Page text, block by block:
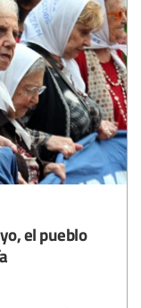
el pueblo